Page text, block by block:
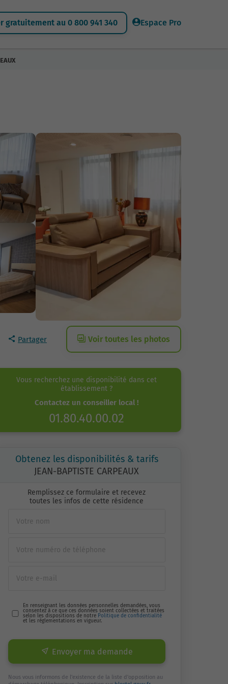
gratuitement au 0 800 941 340 Espace Pro
Partager Voir toutes les photos
Vous recherchez une disponibilité dans cet
établissement ?
Contactez un conseiller local !
01.80.40.00.02
Obtenez les disponibilités & tarifs
JEAN-BAPTISTE CARPEAUX
Remplissez ce formulaire et recevez
toutes les infos de cette résidence
En renseignant les données personnelles demandées, vous
consentez à ce que ces données soient collectées et traitées
selon les dispositions de notre Politique de confidentialité
et les réglementations en vigueur.
Envoyer ma demande
Nous vous informons de l'existence de la liste d'opposition au